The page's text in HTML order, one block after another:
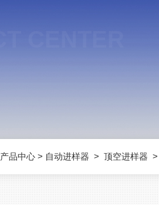
产品中心 > 自动进样器 > 顶空进样器